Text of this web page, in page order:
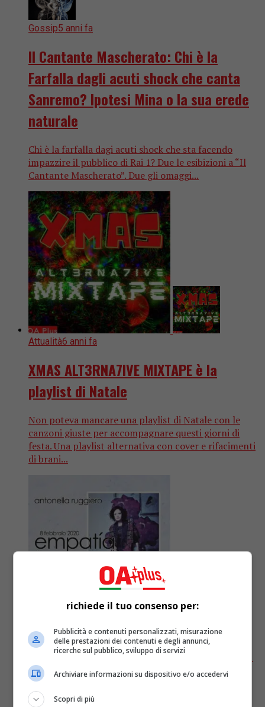
Gossip5 anni fa
Il Cantante Mascherato: Chi è la
Farfalla dagli acuti shock che canta
Sanremo? Ipotesi Mina o la sua erede
naturale
Chi è la farfalla dagi acuti shock che sta facendo
impazzire il pubblico di Rai 1? Due le esibizioni a “Il
Cantante Mascherato”. Due gli omaggi...
Attualità6 anni fa
XMAS ALT3RNA7IVE MIXTAPE è la
playlist di Natale
Non poteva mancare una playlist di Natale con le
canzoni giuste per accompagnare questi giorni di
festa. Una playlist alternativa con cover e rifacimenti
di brani...
Antonella Ruggiero: il nuovo disco live
è “Empatia”
“Empatía” è il titolo del nuovo lavoro di Antonella
richiede il tuo consenso per:
Pubblicità e contenuti personalizzati, misurazione
delle prestazioni dei contenuti e degli annunci,
ricerche sul pubblico, sviluppo di servizi
Archiviare informazioni su dispositivo e/o accedervi
Scopri di più